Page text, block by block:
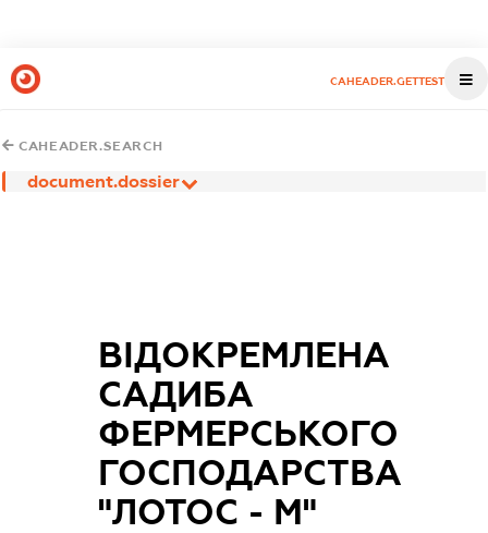
CAHEADER.GETTEST
CAHEADER.SEARCH
document.dossier
ВІДОКРЕМЛЕНА
САДИБА
ФЕРМЕРСЬКОГО
ГОСПОДАРСТВА
"ЛОТОС - М"